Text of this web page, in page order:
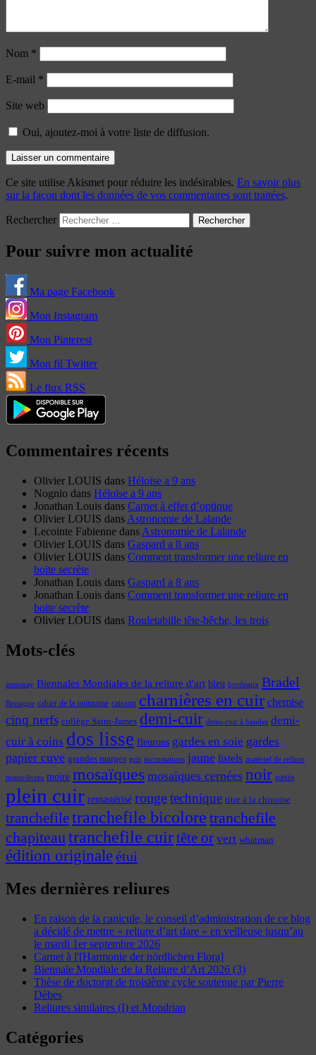
Nom *
E-mail *
Site web
Oui, ajoutez-moi à votre liste de diffusion.
Ce site utilise Akismet pour réduire les indésirables. En savoir plus
sur la façon dont les données de vos commentaires sont traitées.
Rechercher
Pour suivre mon actualité
Ma page Facebook
Mon Instagram
Mon Pinterest
Mon fil Twitter
Le flux RSS
Commentaires récents
Olivier LOUIS dans Héloïse a 9 ans
Nognio dans Héloïse a 9 ans
Jonathan Louis dans Carnet à effet d’optique
Olivier LOUIS dans Astronomie de Lalande
Lecointe Fabienne dans Astronomie de Lalande
Olivier LOUIS dans Gaspard a 8 ans
Olivier LOUIS dans Comment transformer une reliure en
boite secrète
Jonathan Louis dans Gaspard a 8 ans
Jonathan Louis dans Comment transformer une reliure en
boite secrète
Olivier LOUIS dans Rouletabille tête-bêche, les trois
Mots-clés
annonay Biennales Mondiales de la reliure d'art bleu bordeaux Bradel
Bretagne cahier de la quinzaine caisson charnières en cuir chemise
cinq nerfs collège Saint-James demi-cuir demi-cuir à bandes demi-
cuir à coins dos lisse fleurons gardes en soie gardes
papier cuve grandes marges gris incrustations jaune listels matériel de reliure
minis-livres moire mosaïques mosaïques cernées noir oasis
plein cuir remastérisé rougetechnique titre à la chinoise
tranchefiletranchefile bicolore tranchefile
chapiteautranchefile cuirtête or vert whatman
édition originaleétui
Mes dernières reliures
En raison de la canicule, le conseil d’administration de ce blog
a décidé de mettre « reliure d’art dare » en veilleuse jusqu’au
le mardi 1er septembre 2026
Carnet à l'[Harmonie der nördlichen Flora]
Biennale Mondiale de la Reliure d’Art 2026 (3)
Thèse de doctorat de troisième cycle soutenue par Pierre
Dèbes
Reliures similaires (I) et Mondrian
Catégories